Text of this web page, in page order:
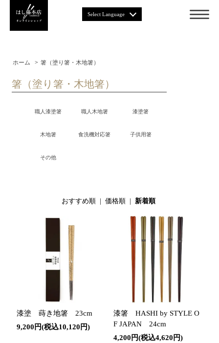
Select Language
ホーム > 箸（塗り箸・木地箸）
箸（塗り箸・木地箸）
職人漆塗箸 職人木地箸 漆塗箸
木地箸 食洗機対応箸 子供用箸
その他
おすすめ順| 価格順| 新着順
漆塗 蒔き地箸 23cm
9,200円(税込10,120円)
漆箸 HASHI by STYLE O
F JAPAN 24cm
4,200円(税込4,620円)